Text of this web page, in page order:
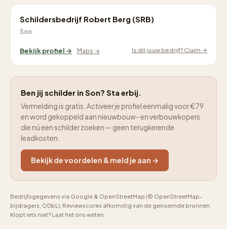
Schildersbedrijf Robert Berg (SRB)
Son
Bekijk profiel → Maps → Is dit jouw bedrijf? Claim →
Ben jij schilder in Son? Sta erbij.
Vermelding is gratis. Activeer je profiel eenmalig voor €79
en word gekoppeld aan nieuwbouw- en verbouwkopers
die nú een schilder zoeken — geen terugkerende
leadkosten.
Bekijk de voordelen & meld je aan →
Bedrijfsgegevens via Google & OpenStreetMap (© OpenStreetMap-
bijdragers, ODbL). Reviewscores afkomstig van de genoemde bronnen.
Klopt iets niet? Laat het ons weten.